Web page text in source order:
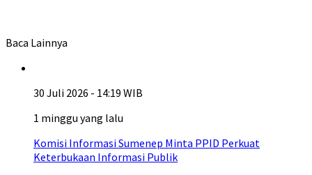
Baca Lainnya
30 Juli 2026 - 14:19 WIB
1 minggu yang lalu
Komisi Informasi Sumenep Minta PPID Perkuat
Keterbukaan Informasi Publik